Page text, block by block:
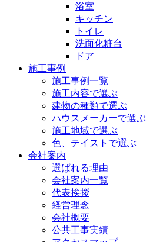
浴室
キッチン
トイレ
洗面化粧台
ドア
施工事例
施工事例一覧
施工内容で選ぶ
建物の種類で選ぶ
ハウスメーカーで選ぶ
施工地域で選ぶ
色、テイストで選ぶ
会社案内
選ばれる理由
会社案内一覧
代表挨拶
経営理念
会社概要
公共工事実績